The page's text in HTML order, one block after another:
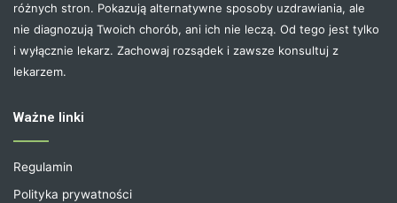
różnych stron. Pokazują alternatywne sposoby uzdrawiania, ale
nie diagnozują Twoich chorób, ani ich nie leczą. Od tego jest tylko
i wyłącznie lekarz. Zachowaj rozsądek i zawsze konsultuj z
lekarzem.
Ważne linki
Regulamin
Polityka prywatności